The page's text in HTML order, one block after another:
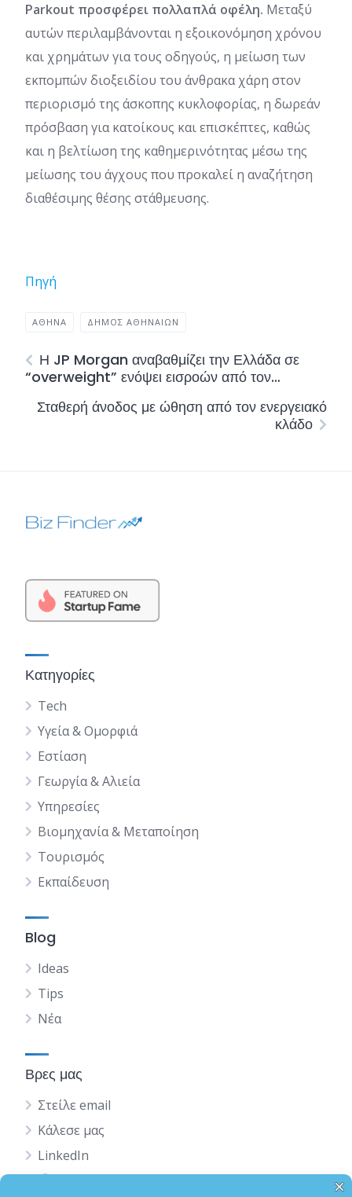
Parkout προσφέρει πολλαπλά οφέλη. Μεταξύ
αυτών περιλαμβάνονται η εξοικονόμηση χρόνου
και χρημάτων για τους οδηγούς, η μείωση των
εκπομπών διοξειδίου του άνθρακα χάρη στον
περιορισμό της άσκοπης κυκλοφορίας, η δωρεάν
πρόσβαση για κατοίκους και επισκέπτες, καθώς
και η βελτίωση της καθημερινότητας μέσω της
μείωσης του άγχους που προκαλεί η αναζήτηση
διαθέσιμης θέσης στάθμευσης.
Πηγή
ΑΘΉΝΑ ΔΗΜΟΣ ΑΘΗΝΑΙΩΝ
Η JP Morgan αναβαθμίζει την Ελλάδα σε
“overweight” ενόψει εισροών από τον…
Σταθερή άνοδος με ώθηση από τον ενεργειακό
κλάδο
Κατηγορίες
Tech
Υγεία & Ομορφιά
Εστίαση
Γεωργία & Αλιεία
Υπηρεσίες
Βιομηχανία & Μεταποίηση
Τουρισμός
Εκπαίδευση
Blog
Ideas
Tips
Νέα
Βρες μας
Στείλε email
Κάλεσε μας
LinkedIn